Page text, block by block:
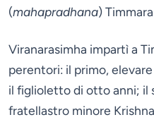
(mahapradhana)
Viranarasimha impartì a
perentori: il primo,
il figlioletto di otto anni; il
fratellastro minore